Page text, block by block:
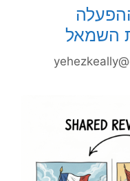
השמאל